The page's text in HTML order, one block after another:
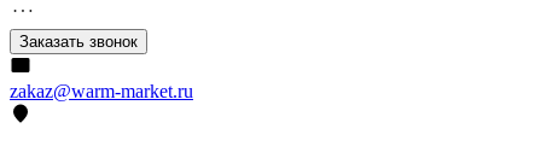
Заказать звонок
zakaz@warm-market.ru